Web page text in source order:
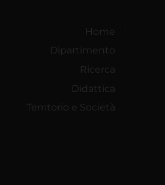
Home
Dipartimento
Ricerca
Didattica
Territorio e Società